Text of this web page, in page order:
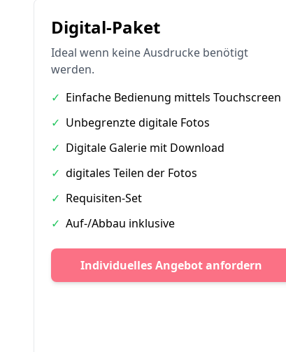
Digital-Paket
Ideal wenn keine Ausdrucke benötigt
werden.
✓ Einfache Bedienung mittels Touchscreen
✓ Unbegrenzte digitale Fotos
✓ Digitale Galerie mit Download
✓ digitales Teilen der Fotos
✓ Requisiten-Set
✓ Auf-/Abbau inklusive
Individuelles Angebot anfordern